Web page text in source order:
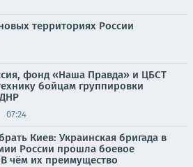
территориях России
фонд «Наша Правда» и ЦБСТ
бойцам группировки
07:24
Киев: Украинская бригада в
России прошла боевое
чём их преимущество